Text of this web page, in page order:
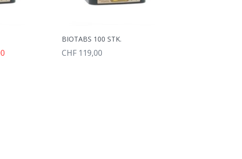
BIOTABS 100 STK.
CHF 119,00